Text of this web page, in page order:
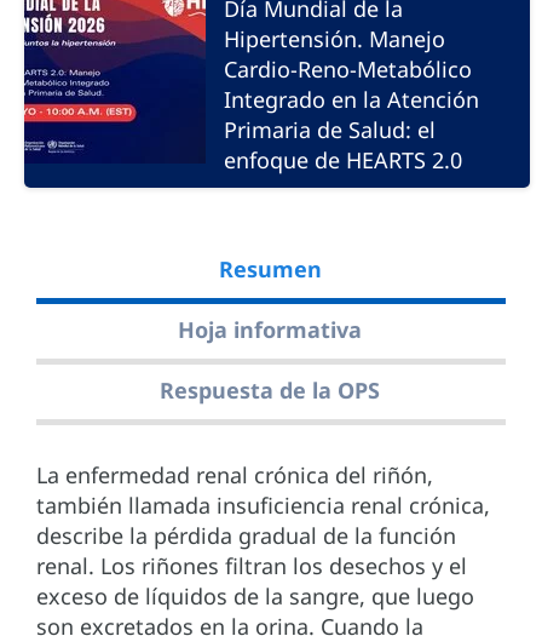
Día Mundial de la
Hipertensión. Manejo
Cardio-Reno-Metabólico
Integrado en la Atención
Primaria de Salud: el
enfoque de HEARTS 2.0
Resumen
Hoja informativa
Respuesta de la OPS
La enfermedad renal crónica del riñón,
también llamada insuficiencia renal crónica,
describe la pérdida gradual de la función
renal. Los riñones filtran los desechos y el
exceso de líquidos de la sangre, que luego
son excretados en la orina. Cuando la